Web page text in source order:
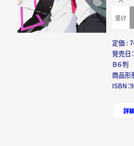
受け
定価 :
発売日
Ｂ６判
商品形
ISBN：
詳